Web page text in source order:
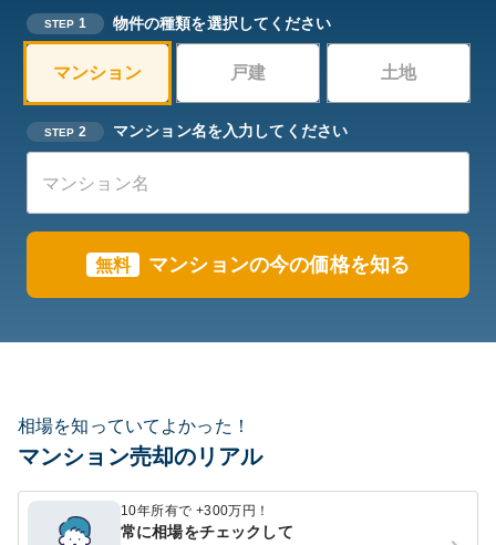
STEP 1 物件の種類を選択してください
マンション 戸建 土地
STEP 2 マンション名を入力してください
無料 マンションの今の価格を知る
相場を知っていてよかった！
マンション売却のリアル
10年所有で +300万円！
常に相場をチェックして